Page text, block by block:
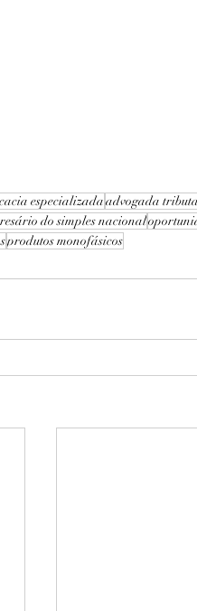
especializadaadvogada
do simples nacional
produtos monofásicos